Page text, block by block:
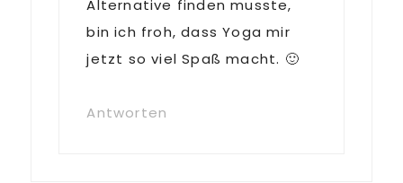
Alternative finden musste,
bin ich froh, dass Yoga mir
jetzt so viel Spaß macht. 🙂
Antworten